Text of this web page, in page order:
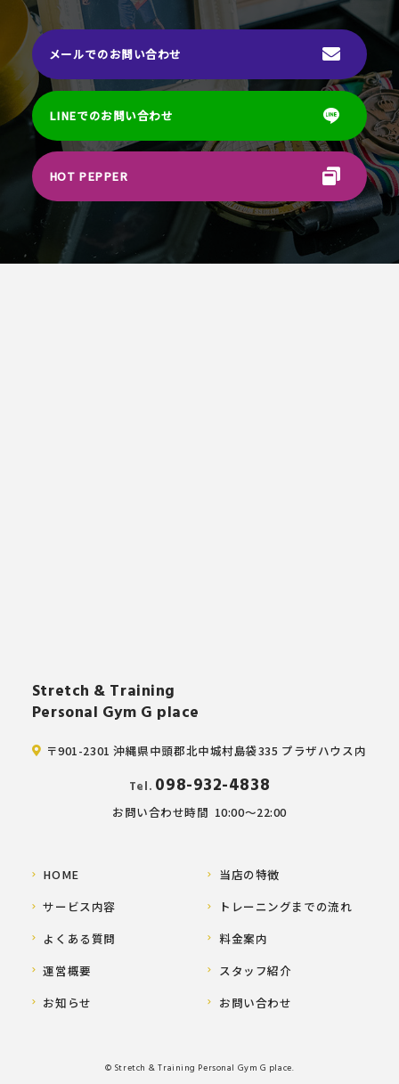
メールでのお問い合わせ
LINEでのお問い合わせ
HOT PEPPER
Stretch & Training
Personal Gym G place
〒901-2301 沖縄県中頭郡北中城村島袋335 プラザハウス内
Tel. 098-932-4838
お問い合わせ時間 10:00～22:00
HOME
当店の特徴
サービス内容
トレーニングまでの流れ
よくある質問
料金案内
運営概要
スタッフ紹介
お知らせ
お問い合わせ
© Stretch & Training Personal Gym G place.